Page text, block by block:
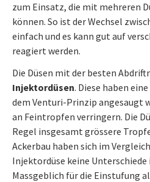
zum Einsatz, die mit mehreren
können. So ist der Wechsel
einfach und es kann gut auf
reagiert werden.
Die Düsen mit der besten
Injektordüsen. Diese haben
dem Venturi-Prinzip angesaugt
an Feintropfen verringern. Die
Regel insgesamt grössere
Ackerbau haben sich im
Injektordüse keine
Massgeblich für die Einstufung